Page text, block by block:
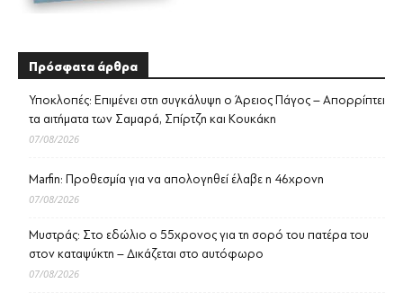
Πρόσφατα άρθρα
Υποκλοπές: Επιμένει στη συγκάλυψη ο Άρειος Πάγος – Απορρίπτει
τα αιτήματα των Σαμαρά, Σπίρτζη και Κουκάκη
07/08/2026
Marfin: Προθεσμία για να απολογηθεί έλαβε η 46χρονη
07/08/2026
Μυστράς: Στο εδώλιο ο 55χρονος για τη σορό του πατέρα του
στον καταψύκτη – Δικάζεται στο αυτόφωρο
07/08/2026